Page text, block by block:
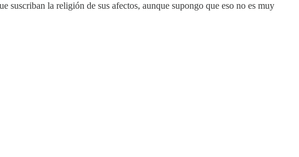
suscriban la religión de sus afectos, aunque supongo que eso no es muy